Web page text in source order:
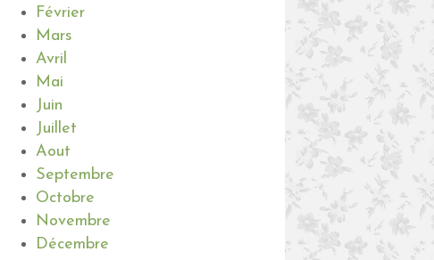
Février
Mars
Avril
Mai
Juin
Juillet
Aout
Septembre
Octobre
Novembre
Décembre